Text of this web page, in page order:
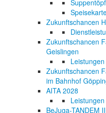
Zukunftschancen
Zukunftschancen
Geislingen
Leistungen
Zukunftschancen
im Bahnhof
AITA 2028
Leistungen
BeJuga-TANDEM